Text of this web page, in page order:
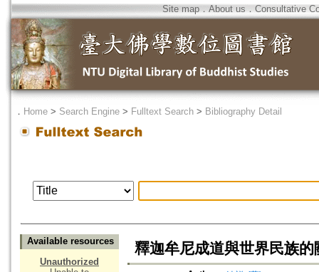
Site map．About us ． Consultative
． Home > Search Engine > Fulltext Search > Bibliography Detail
Available resources
Unauthorized
釋迦牟尼成道與世界民族的